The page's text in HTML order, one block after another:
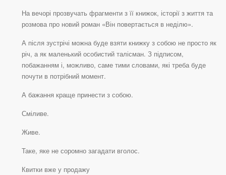
На вечорі прозвучать фрагменти з її книжок, історії з життя та
розмова про новий роман «Він повертається в неділю».
А після зустрічі можна буде взяти книжку з собою не просто як
річ, а як маленький особистий талісман. З підписом,
побажанням і, можливо, саме тими словами, які треба буде
почути в потрібний момент.
А бажання краще принести з собою.
Сміливе.
Живе.
Таке, яке не соромно загадати вголос.
Квитки вже у продажу